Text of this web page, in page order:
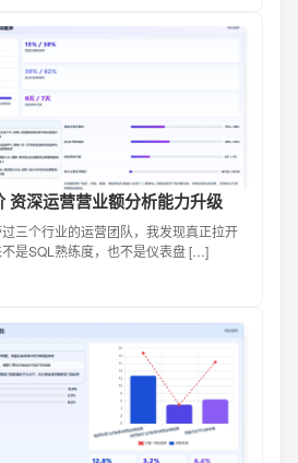
资深运营营业额分析能力升级
三个行业的运营团队，我发现真正拉开
是SQL熟练度，也不是仪表盘 […]